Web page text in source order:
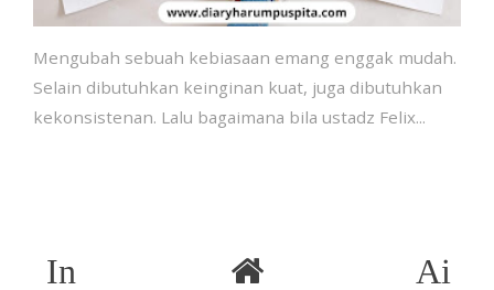
Mengubah sebuah kebiasaan emang enggak mudah.
Selain dibutuhkan keinginan kuat, juga dibutuhkan
kekonsistenan. Lalu bagaimana bila ustadz Felix...
In
Ai